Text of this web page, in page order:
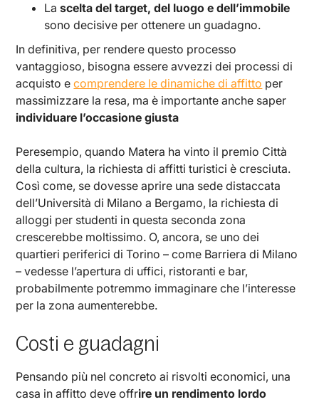
Lascelta del target, del luogo e dell’immobile
sono decisive per ottenere un guadagno.
In definitiva, per rendere questo processo
vantaggioso, bisogna essere avvezzi dei processi di
acquisto ecomprendere le dinamiche di affitto per
massimizzare la resa, ma è importante anche saper
individuare l’occasione giusta
Peresempio, quando Matera ha vinto il premio Città
della cultura, la richiesta di affitti turistici è cresciuta.
Così come, se dovesse aprire una sede distaccata
dell’Università di Milano a Bergamo, la richiesta di
alloggi per studenti in questa seconda zona
crescerebbe moltissimo. O, ancora, se uno dei
quartieri periferici di Torino – come Barriera di Milano
– vedesse l’apertura di uffici, ristoranti e bar,
probabilmente potremmo immaginare che l’interesse
per la zona aumenterebbe.
Costi e guadagni
Pensando più nel concreto ai risvolti economici, una
casa in affitto deve offrire un rendimento lordo